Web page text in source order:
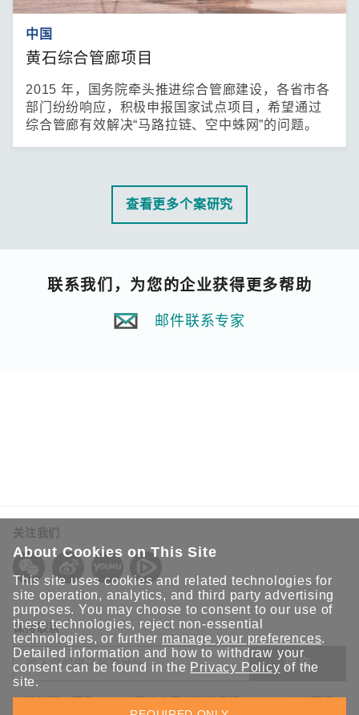
中国
黄石综合管廊项目
2015 年，国务院牵头推进综合管廊建设，各省市各
部门纷纷响应，积极申报国家试点项目，希望通过
综合管廊有效解决“马路拉链、空中蛛网”的问题。
查看更多个案研究
联系我们 ，为您的企业获得更多帮助
邮件联系专家
关注我们
保持联系
提交
欢迎注册，获取 Moxa 解决方案的最新资讯。Moxa 充分尊重
About Cookies on This Site
This site uses cookies and related technologies for
site operation, analytics, and third party advertising
purposes. You may choose to consent to our use of
these technologies, reject non-essential
technologies, or further manage your preferences.
Detailed information and how to withdraw your
consent can be found in the Privacy Policy of the
site.